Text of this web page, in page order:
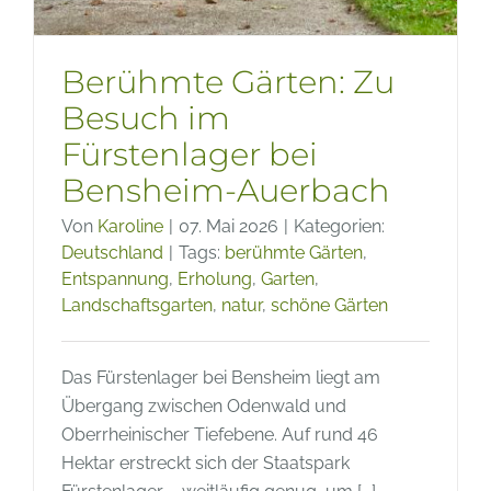
Berühmte Gärten: Zu
Besuch im
Fürstenlager bei
Bensheim-Auerbach
Von Karoline | 07. Mai 2026 | Kategorien:
Deutschland | Tags: berühmte Gärten,
Entspannung, Erholung, Garten,
Landschaftsgarten, natur, schöne Gärten
Das Fürstenlager bei Bensheim liegt am
Übergang zwischen Odenwald und
Oberrheinischer Tiefebene. Auf rund 46
Hektar erstreckt sich der Staatspark